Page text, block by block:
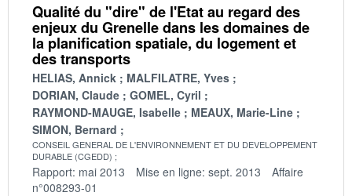
Qualité du "dire" de l'Etat au regard des
enjeux du Grenelle dans les domaines de
la planification spatiale, du logement et
des transports
HELIAS, Annick
MALFILATRE, Yves
DORIAN, Claude
GOMEL, Cyril
RAYMOND-MAUGE, Isabelle
MEAUX, Marie-Line
SIMON, Bernard
CONSEIL GENERAL DE L'ENVIRONNEMENT ET DU DEVELOPPEMENT
DURABLE (CGEDD)
Rapport: mai 2013 Mise en ligne: sept. 2013
Affaire
n°008293-01